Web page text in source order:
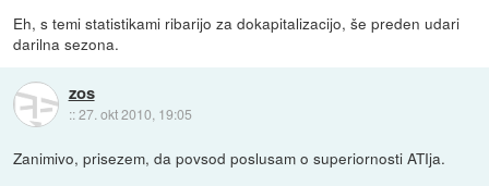
Eh, s temi statistikami ribarijo za dokapitalizacijo, še preden udari
darilna sezona.
zos
::27. okt 2010, 19:05
Zanimivo, prisezem, da povsod poslusam o superiornosti ATIja.